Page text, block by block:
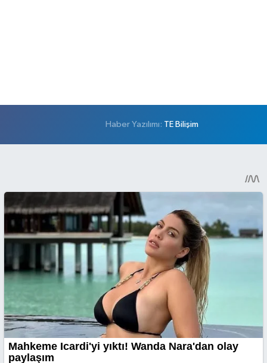
Haber Yazılımı: TE Bilişim